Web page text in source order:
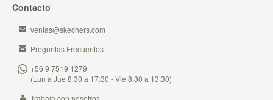
Contacto
ventas@skechers.com
Preguntas Frecuentes
+56 9 7519 1279
(Lun a Jue 8:30 a 17:30 - Vie 8:30 a 13:30)
Trabaja con nosotros